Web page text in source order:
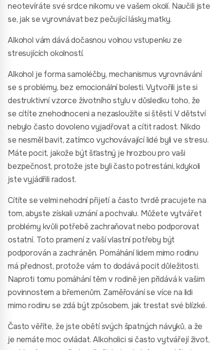
neotevíráte své srdce nikomu ve vašem okolí. Naučili jste
se, jak se vyrovnávat bez pečující lásky matky.
Alkohol vám dává dočasnou volnou vstupenku ze
stresujících okolností.
Alkohol je forma samoléčby, mechanismus vyrovnávání
se s problémy, bez emocionální bolesti. Vytvořili jste si
destruktivní vzorce životního stylu v důsledku toho, že
se cítíte znehodnoceni a nezasloužíte si štěstí. V dětství
nebylo často dovoleno vyjadřovat a cítit radost. Nikdo
se nesměl bavit, zatímco vychovávající lidé byli ve stresu.
Máte pocit, jakože být šťastný je hrozbou pro vaši
bezpečnost, protože jste byli často potrestáni, kdykoli
jste vyjádřili radost.
Cítíte se velmi nehodní přijetí a často tvrdě pracujete na
tom, abyste získali uznání a pochvalu. Můžete vytvářet
problémy kvůli potřebě zachraňovat nebo podporovat
ostatní. Toto pramení z vaší vlastní potřeby být
podporován a zachráněn. Pomáhání lidem mimo rodinu
má přednost, protože vám to dodává pocit důležitosti.
Naproti tomu pomáhání těm v rodině jen přidává k vašim
povinnostem a břemenům. Zaměřování se více na lidi
mimo rodinu se zdá být způsobem, jak trestat své blízké.
Často věříte, že jste obětí svých špatných návyků, a že
je nemáte moc ovládat. Alkoholici si často vytvářejí život,